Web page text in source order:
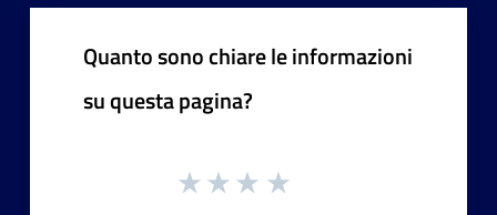
Quanto sono chiare le informazioni
su questa pagina?